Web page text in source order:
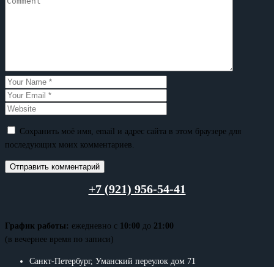
Сохранить моё имя, email и адрес сайта в этом браузере для
последующих моих комментариев.
+7 (921) 956-54-41
График работы: ежедневно с 10:00 до 21:00
(в вечернее время по записи)
Санкт-Петербург, Уманский переулок дом 71